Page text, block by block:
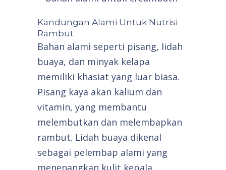
Kandungan Alami Untuk Nutrisi
Rambut
Bahan alami seperti pisang, lidah
buaya, dan minyak kelapa
memiliki khasiat yang luar biasa.
Pisang kaya akan kalium dan
vitamin, yang membantu
melembutkan dan melembapkan
rambut. Lidah buaya dikenal
sebagai pelembap alami yang